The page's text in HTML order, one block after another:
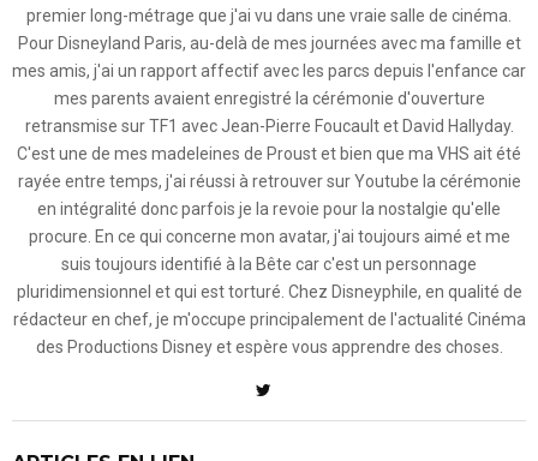
premier long-métrage que j'ai vu dans une vraie salle de cinéma.
Pour Disneyland Paris, au-delà de mes journées avec ma famille et
mes amis, j'ai un rapport affectif avec les parcs depuis l'enfance car
mes parents avaient enregistré la cérémonie d'ouverture
retransmise sur TF1 avec Jean-Pierre Foucault et David Hallyday.
C'est une de mes madeleines de Proust et bien que ma VHS ait été
rayée entre temps, j'ai réussi à retrouver sur Youtube la cérémonie
en intégralité donc parfois je la revoie pour la nostalgie qu'elle
procure. En ce qui concerne mon avatar, j'ai toujours aimé et me
suis toujours identifié à la Bête car c'est un personnage
pluridimensionnel et qui est torturé. Chez Disneyphile, en qualité de
rédacteur en chef, je m'occupe principalement de l'actualité Cinéma
des Productions Disney et espère vous apprendre des choses.